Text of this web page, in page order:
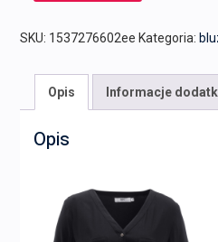
SKU: 1537276602ee Kategoria:
Opis Informacje
Opis